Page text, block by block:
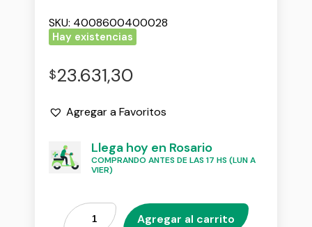
SKU: 4008600400028
Hay existencias
$23.631,30
Agregar a Favoritos
Llega hoy en Rosario
COMPRANDO ANTES DE LAS 17 HS (LUN A
VIER)
Agregar al carrito